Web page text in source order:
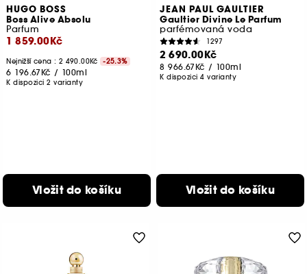
HUGO BOSS
Boss Alive Absolu
Parfum
1 859.00Kč
Nejnižší cena : 2 490.00Kč -25.3%
6 196.67Kč / 100ml
K dispozici 2 varianty
Vložit do košíku
JEAN PAUL GAULTIER
Gaultier Divine Le Parfum
parfémovaná voda
1297
2 690.00Kč
8 966.67Kč / 100ml
K dispozici 4 varianty
Vložit do košíku